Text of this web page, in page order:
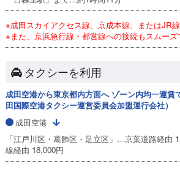
※成田スカイアクセス線、京成本線、またはJR線
※また、京浜急行線・都営線への接続もスムーズ
タクシーを利用
成田空港から東京都内方面へ ゾーン内均一運賃
田国際空港タクシー運営委員会加盟運行会社）
成田空港
「江戸川区・葛飾区・足立区」…京葉道路経
線経由 18,000円